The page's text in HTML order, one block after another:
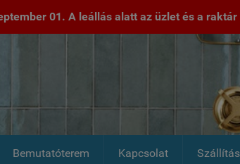
01. A leállás alatt az üzlet és a
Bemutatóterem Kapcsolat